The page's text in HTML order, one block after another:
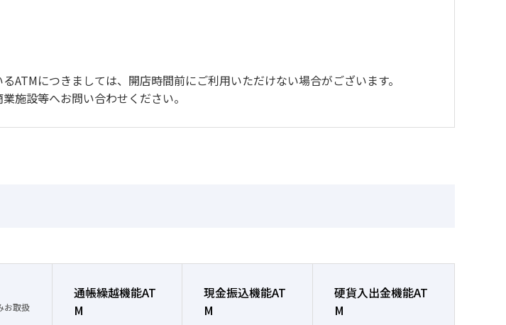
ATMにつきましては、開店時間前にご利用いただけない場合がございます。
施設等へお問い合わせください。
お取扱
通帳繰越機能AT
M
現金振込機能AT
M
硬貨入出金機能AT
M